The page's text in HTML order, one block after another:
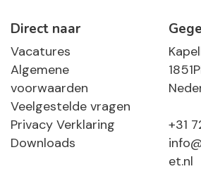
Direct naar
Vacatures
Algemene
voorwaarden
Veelgestelde vragen
Privacy Verklaring
Downloads
+31
et.nl